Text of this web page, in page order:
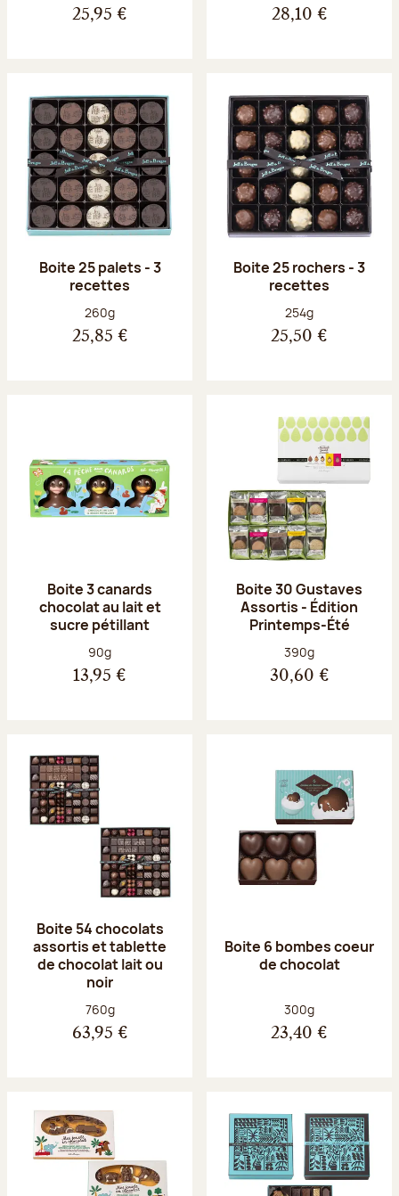
25,95 € 28,10 €
Boite 25 palets - 3
recettes
Poids net :
260g
25,85 €
Boite 25 rochers - 3
recettes
Poids net :
254g
25,50 €
Boite 3 canards
chocolat au lait et
sucre pétillant
Poids net :
90g
13,95 €
Boite 30 Gustaves
Assortis - Édition
Printemps-Été
Poids net :
390g
30,60 €
Boite 54 chocolats
assortis et tablette
de chocolat lait ou
noir
Poids net :
760g
63,95 €
Boite 6 bombes coeur
de chocolat
Poids net :
300g
23,40 €